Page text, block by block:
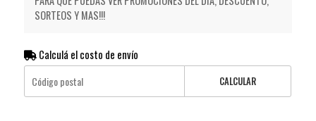
SORTEOS Y MAS!!!
Calculá el costo de envío
CALCULAR